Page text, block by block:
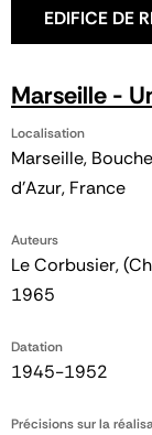
EDIFICE DE
Marseille -
Localisation
Marseille,
d'Azur, France
Auteurs
Le Corbusier,
1965
Datation
1945-1952
Précisions sur la